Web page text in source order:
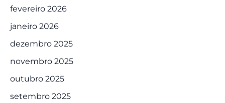
fevereiro 2026
janeiro 2026
dezembro 2025
novembro 2025
outubro 2025
setembro 2025